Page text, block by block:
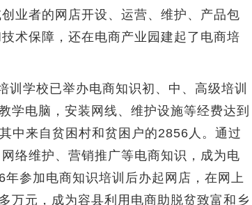
业者的网店开设、运营、维护、产品包
术保障，还在电商产业园建起了电商培
学校已举办电商知识初、中、高级培训
学电脑，安装网线、维护设施等经费达到
中来自贫困村和贫困户的2856人。通过
络维护、营销推广等电商知识，成为电
参加电商知识培训后办起网店，在网上
万元，成为容县利用电商助脱贫致富和乡